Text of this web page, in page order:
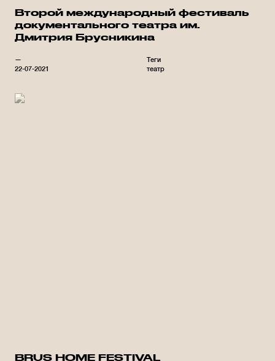
Второй международный фестиваль
документального театра им.
Дмитрия Брусникина
—
22-07-2021
Теги
театр
BRUS HOME FESTIVAL